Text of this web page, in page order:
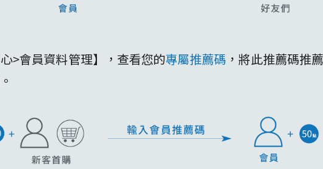
>會員資料管理】，查看您的專屬推薦碼 ，將此推薦碼推